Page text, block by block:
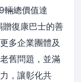
輛總價值達
復康巴士的善
多企業團體及
舊問題，並滿
，讓彰化共